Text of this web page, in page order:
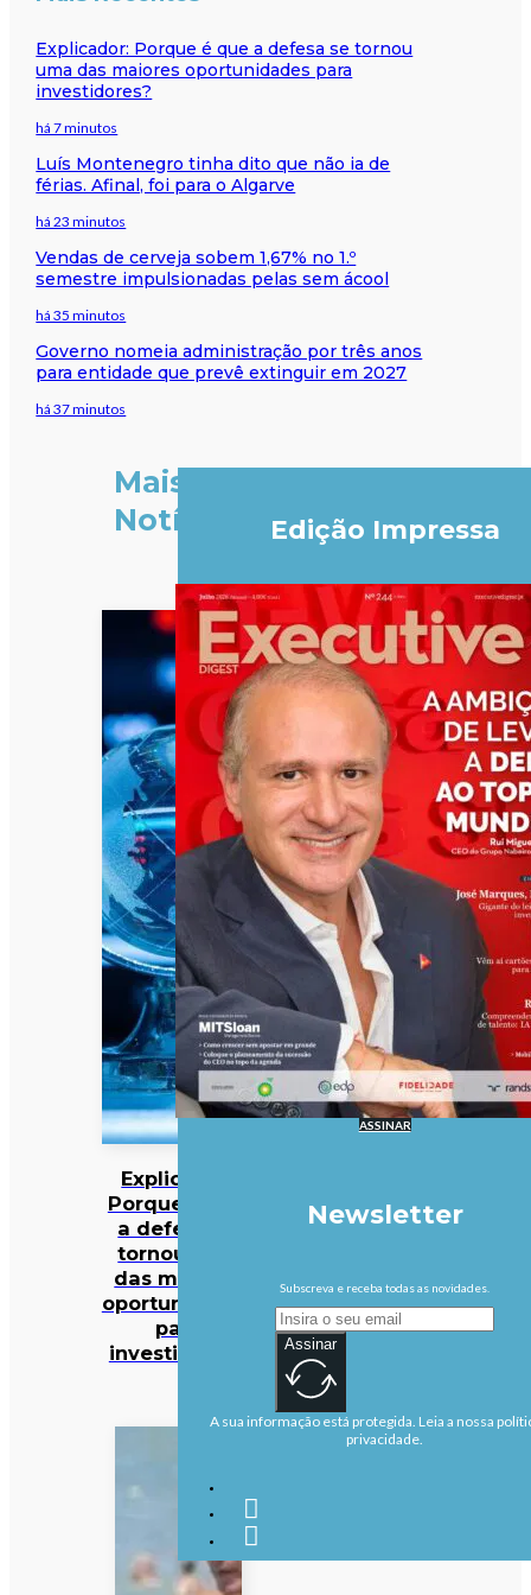
Explicador: Porque é que a defesa se tornou
uma das maiores oportunidades para
investidores?
há 7 minutos
Luís Montenegro tinha dito que não ia de
férias. Afinal, foi para o Algarve
há 23 minutos
Vendas de cerveja sobem 1,67% no 1.º
semestre impulsionadas pelas sem ácool
há 35 minutos
Governo nomeia administração por três anos
para entidade que prevê extinguir em 2027
há 37 minutos
Mais
Notícias
Explicador:
Porque é que
a defesa se
tornou uma
das maiores
oportunidades
para
investidores?
Edição Impressa
ASSINAR
Newsletter
Subscreva e receba todas as novidades.
Assinar
A sua informação está protegida. Leia a nossa
privacidade.